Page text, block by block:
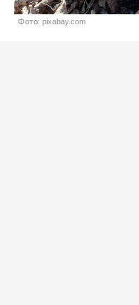
Фото: pixabay.com